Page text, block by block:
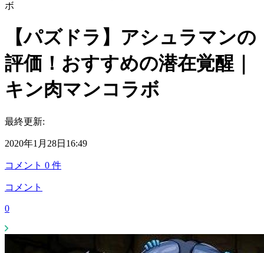
ボ
【パズドラ】アシュラマンの
評価！おすすめの潜在覚醒｜
キン肉マンコラボ
最終更新:
2020年1月28日16:49
コメント 0 件
コメント
0